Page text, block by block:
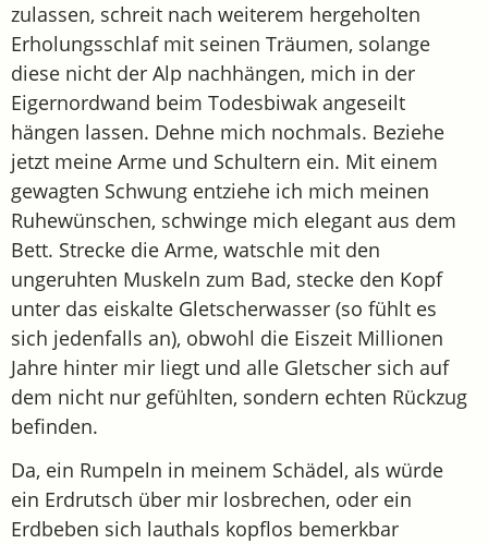
zulassen, schreit nach weiterem hergeholten
Erholungsschlaf mit seinen Träumen, solange
diese nicht der Alp nachhängen, mich in der
Eigernordwand beim Todesbiwak angeseilt
hängen lassen. Dehne mich nochmals. Beziehe
jetzt meine Arme und Schultern ein. Mit einem
gewagten Schwung entziehe ich mich meinen
Ruhewünschen, schwinge mich elegant aus dem
Bett. Strecke die Arme, watschle mit den
ungeruhten Muskeln zum Bad, stecke den Kopf
unter das eiskalte Gletscherwasser (so fühlt es
sich jedenfalls an), obwohl die Eiszeit Millionen
Jahre hinter mir liegt und alle Gletscher sich auf
dem nicht nur gefühlten, sondern echten Rückzug
befinden.
Da, ein Rumpeln in meinem Schädel, als würde
ein Erdrutsch über mir losbrechen, oder ein
Erdbeben sich lauthals kopflos bemerkbar